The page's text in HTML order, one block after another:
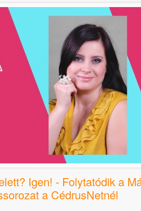
Igen! - Folytatódik a
a CédrusNetnél